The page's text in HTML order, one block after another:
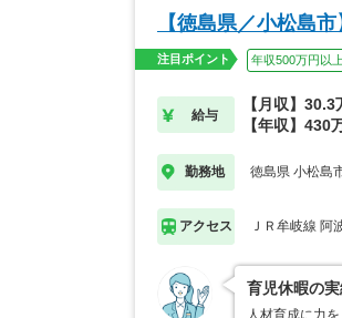
【徳島県／小松島
注目ポイント 年収500万円以
給与
【月収】
【年収】430
勤務地 徳島県 小松島
アクセス ＪＲ牟岐線 阿
育児休暇の
人材育成に力